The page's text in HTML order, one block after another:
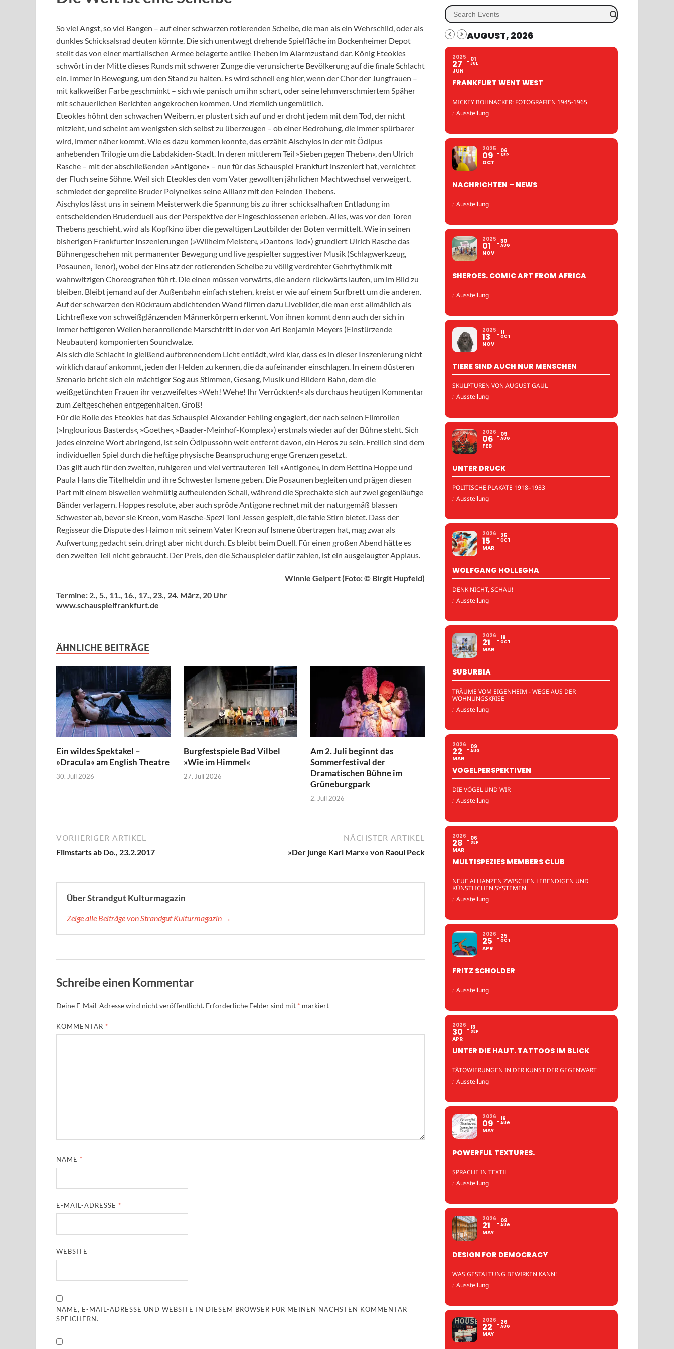
So viel Angst, so viel Bangen – auf einer schwarzen rotierenden Scheibe, die man als ein Wehrschild, oder als
dunkles Schicksalsrad deuten könnte. Die sich unentwegt drehende Spielfläche im Bockenheimer Depot
stellt das von einer martialischen Armee belagerte antike Theben im Alarmzustand dar. König Eteokles
schwört in der Mitte dieses Runds mit schwerer Zunge die verunsicherte Bevölkerung auf die finale Schlacht
ein. Immer in Bewegung, um den Stand zu halten. Es wird schnell eng hier, wenn der Chor der Jungfrauen –
mit kalkweißer Farbe geschminkt – sich wie panisch um ihn schart, oder seine lehmverschmiertem Späher
mit schauerlichen Berichten angekrochen kommen. Und ziemlich ungemütlich.
Eteokles höhnt den schwachen Weibern, er plustert sich auf und er droht jedem mit dem Tod, der nicht
mitzieht, und scheint am wenigsten sich selbst zu überzeugen – ob einer Bedrohung, die immer spürbarer
wird, immer näher kommt. Wie es dazu kommen konnte, das erzählt Aischylos in der mit Ödipus
anhebenden Trilogie um die Labdakiden-Stadt. In deren mittlerem Teil »Sieben gegen Theben«, den Ulrich
Rasche – mit der abschließenden »Antigone« – nun für das Schauspiel Frankfurt inszeniert hat, vernichtet
der Fluch seine Söhne. Weil sich Eteokles den vom Vater gewollten jährlichen Machtwechsel verweigert,
schmiedet der geprellte Bruder Polyneikes seine Allianz mit den Feinden Thebens.
Aischylos lässt uns in seinem Meisterwerk die Spannung bis zu ihrer schicksalhaften Entladung im
entscheidenden Bruderduell aus der Perspektive der Eingeschlossenen erleben. Alles, was vor den Toren
Thebens geschieht, wird als Kopfkino über die gewaltigen Lautbilder der Boten vermittelt. Wie in seinen
bisherigen Frankfurter Inszenierungen (»Wilhelm Meister«, »Dantons Tod«) grundiert Ulrich Rasche das
Bühnengeschehen mit permanenter Bewegung und live gespielter suggestiver Musik (Schlagwerkzeug,
Posaunen, Tenor), wobei der Einsatz der rotierenden Scheibe zu völlig verdrehter Gehrhythmik mit
wahnwitzigen Choreografien führt. Die einen müssen vorwärts, die andern rückwärts laufen, um im Bild zu
bleiben. Bleibt jemand auf der Außenbahn einfach stehen, kreist er wie auf einem Surfbrett um die anderen.
Auf der schwarzen den Rückraum abdichtenden Wand flirren dazu Livebilder, die man erst allmählich als
Lichtreflexe von schweißglänzenden Männerkörpern erkennt. Von ihnen kommt denn auch der sich in
immer heftigeren Wellen heranrollende Marschtritt in der von Ari Benjamin Meyers (Einstürzende
Neubauten) komponierten Soundwalze.
Als sich die Schlacht in gleißend aufbrennendem Licht entlädt, wird klar, dass es in dieser Inszenierung nicht
wirklich darauf ankommt, jeden der Helden zu kennen, die da aufeinander einschlagen. In einem düsteren
Szenario bricht sich ein mächtiger Sog aus Stimmen, Gesang, Musik und Bildern Bahn, dem die
weißgetünchten Frauen ihr verzweifeltes »Weh! Wehe! Ihr Verrückten!« als durchaus heutigen Kommentar
zum Zeitgeschehen entgegenhalten. Groß!
Für die Rolle des Eteokles hat das Schauspiel Alexander Fehling engagiert, der nach seinen Filmrollen
(»Inglourious Basterds«, »Goethe«, »Baader-Meinhof-Komplex«) erstmals wieder auf der Bühne steht. Sich
jedes einzelne Wort abringend, ist sein Ödipussohn weit entfernt davon, ein Heros zu sein. Freilich sind dem
individuellen Spiel durch die heftige physische Beanspruchung enge Grenzen gesetzt.
Das gilt auch für den zweiten, ruhigeren und viel vertrauteren Teil »Antigone«, in dem Bettina Hoppe und
Paula Hans die Titelheldin und ihre Schwester Ismene geben. Die Posaunen begleiten und prägen diesen
Part mit einem bisweilen wehmütig aufheulenden Schall, während die Sprechakte sich auf zwei gegenläufige
Bänder verlagern. Hoppes resolute, aber auch spröde Antigone rechnet mit der naturgemäß blassen
Schwester ab, bevor sie Kreon, vom Rasche-Spezi Toni Jessen gespielt, die fahle Stirn bietet. Dass der
Regisseur die Dispute des Haimon mit seinem Vater Kreon auf Ismene übertragen hat, mag zwar als
Aufwertung gedacht sein, dringt aber nicht durch. Es bleibt beim Duell. Für einen großen Abend hätte es
den zweiten Teil nicht gebraucht. Der Preis, den die Schauspieler dafür zahlen, ist ein ausgelaugter Applaus.
Winnie Geipert (Foto: © Birgit Hupfeld)
Termine: 2., 5., 11., 16., 17., 23., 24. März, 20 Uhr
www.schauspielfrankfurt.de
ÄHNLICHE BEITRÄGE
Ein wildes Spektakel –
»Dracula« am English Theatre
30. Juli 2026
Burgfestspiele Bad Vilbel
»Wie im Himmel«
27. Juli 2026
Am 2. Juli beginnt das
Sommerfestival der
Dramatischen Bühne im
Grüneburgpark
2. Juli 2026
VORHERIGER ARTIKEL
Filmstarts ab Do., 23.2.2017
NÄCHSTER ARTIKEL
»Der junge Karl Marx« von Raoul Peck
Über Strandgut Kulturmagazin
Zeige alle Beiträge von Strandgut Kulturmagazin →
Schreibe einen Kommentar
Deine E-Mail-Adresse wird nicht veröffentlicht. Erforderliche Felder sind mit * markiert
KOMMENTAR *
NAME *
E-MAIL-ADRESSE *
WEBSITE
NAME, E-MAIL-ADRESSE UND WEBSITE IN DIESEM BROWSER FÜR MEINEN NÄCHSTEN KOMMENTAR
SPEICHERN.
AUGUST, 2026
2025
27
JUN
01
JUL
FRANKFURT WENT WEST
MICKEY BOHNACKER: FOTOGRAFIEN 1945-1965
: Ausstellung
2025
09
OCT
06
SEP
NACHRICHTEN – NEWS
: Ausstellung
2025
01
NOV
30
AUG
SHEROES. COMIC ART FROM AFRICA
: Ausstellung
2025
13
NOV
11
OCT
TIERE SIND AUCH NUR MENSCHEN
SKULPTUREN VON AUGUST GAUL
: Ausstellung
2026
06
FEB
09
AUG
UNTER DRUCK
POLITISCHE PLAKATE 1918–1933
: Ausstellung
2026
15
MAR
25
OCT
WOLFGANG HOLLEGHA
DENK NICHT, SCHAU!
: Ausstellung
2026
21
MAR
18
OCT
SUBURBIA
TRÄUME VOM EIGENHEIM - WEGE AUS DER
WOHNUNGSKRISE
: Ausstellung
2026
22
MAR
09
AUG
VOGELPERSPEKTIVEN
DIE VÖGEL UND WIR
: Ausstellung
2026
28
MAR
06
SEP
MULTISPEZIES MEMBERS CLUB
NEUE ALLIANZEN ZWISCHEN LEBENDIGEN UND
KÜNSTLICHEN SYSTEMEN
: Ausstellung
2026
25
APR
25
OCT
FRITZ SCHOLDER
: Ausstellung
2026
30
APR
13
SEP
UNTER DIE HAUT. TATTOOS IM BLICK
TÄTOWIERUNGEN IN DER KUNST DER GEGENWART
: Ausstellung
2026
09
MAY
16
AUG
POWERFUL TEXTURES.
SPRACHE IN TEXTIL
: Ausstellung
2026
21
MAY
09
AUG
DESIGN FOR DEMOCRACY
WAS GESTALTUNG BEWIRKEN KANN!
: Ausstellung
2026
22
MAY
26
AUG